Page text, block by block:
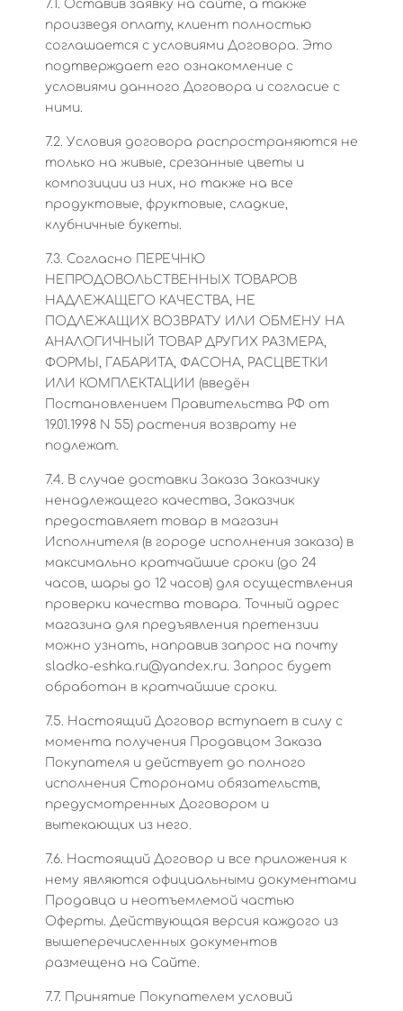
7.1. Оставив заявку на сайте, а также
произведя оплату, клиент полностью
соглашается с условиями Договора. Это
подтверждает его ознакомление с
условиями данного Договора и согласие с
ними.
7.2. Условия договора распространяются не
только на живые, срезанные цветы и
композиции из них, но также на все
продуктовые, фруктовые, сладкие,
клубничные букеты.
7.3. Согласно ПЕРЕЧНЮ
НЕПРОДОВОЛЬСТВЕННЫХ ТОВАРОВ
НАДЛЕЖАЩЕГО КАЧЕСТВА, НЕ
ПОДЛЕЖАЩИХ ВОЗВРАТУ ИЛИ ОБМЕНУ НА
АНАЛОГИЧНЫЙ ТОВАР ДРУГИХ РАЗМЕРА,
ФОРМЫ, ГАБАРИТА, ФАСОНА, РАСЦВЕТКИ
ИЛИ КОМПЛЕКТАЦИИ (введён
Постановлением Правительства РФ от
19.01.1998 N 55) растения возврату не
подлежат.
7.4. В случае доставки Заказа Заказчику
ненадлежащего качества, Заказчик
предоставляет товар в магазин
Исполнителя (в городе исполнения заказа) в
максимально кратчайшие сроки (до 24
часов, шары до 12 часов) для осуществления
проверки качества товара. Точный адрес
магазина для предъявления претензии
можно узнать, направив запрос на почту
sladko-eshka.ru@yandex.ru. Запрос будет
обработан в кратчайшие сроки.
7.5. Настоящий Договор вступает в силу с
момента получения Продавцом Заказа
Покупателя и действует до полного
исполнения Сторонами обязательств,
предусмотренных Договором и
вытекающих из него.
7.6. Настоящий Договор и все приложения к
нему являются официальными документами
Продавца и неотъемлемой частью
Оферты. Действующая версия каждого из
вышеперечисленных документов
размещена на Сайте.
7.7. Принятие Покупателем условий